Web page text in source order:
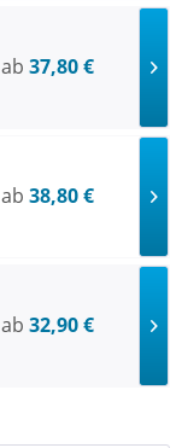
ab 37,80 €
ab 38,80 €
ab 32,90 €